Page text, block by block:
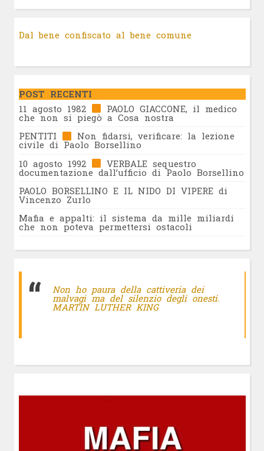
Dal bene confiscato al bene comune
POST RECENTI
11 agosto 1982
PAOLO GIACCONE, il medico
che non si piegò a Cosa nostra
PENTITI
Non fidarsi, verificare: la lezione
civile di Paolo Borsellino
10 agosto 1992
VERBALE sequestro
documentazione dall’ufficio di Paolo Borsellino
PAOLO BORSELLINO E IL NIDO DI VIPERE di
Vincenzo Zurlo
Mafia e appalti: il sistema da mille miliardi
che non poteva permettersi ostacoli
Non ho paura della cattiveria dei
malvagi ma del silenzio degli onesti.
MARTIN LUTHER KING